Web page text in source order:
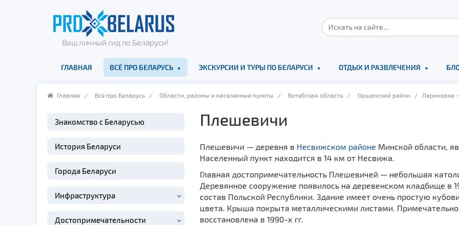
Ваш личный гид по Беларуси!
ГЛАВНАЯ ВСЁ ПРО БЕЛАРУСЬ ЭКСКУРСИИ И ТУРЫ ПО БЕЛАРУСИ ОТДЫХ И РАЗВЛЕЧЕНИЯ
Главная / Всё про Беларусь / Области, районы и населенные пункты / Витебская область / Оршанский район / Лариновка -
Знакомство с Беларусью
История Беларуси
Города Беларуси
Инфраструктура
Достопримечательности
Плешевичи
Плешевичи — деревня в Несвижском районе Минской области,
Населенный пункт находится в 14 км от Несвижа.
Главная достопримечательность Плешевичей — небольшая
Деревянное сооружение появилось на деревенском кладбище в
состав Польской Республики. Здание имеет очень простую
цвета. Крыша покрыта металлическими листами.
восстановлена в 1990-х гг.